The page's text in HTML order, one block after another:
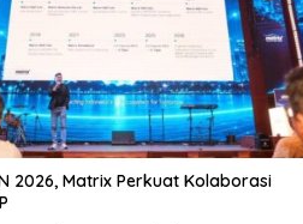
2026, Matrix Perkuat Kolaborasi